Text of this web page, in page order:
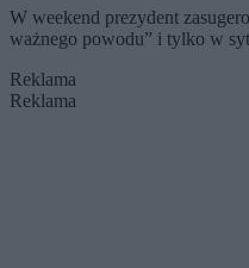
W weekend prezydent
ważnego powodu” i tylko w
Reklama
Reklama